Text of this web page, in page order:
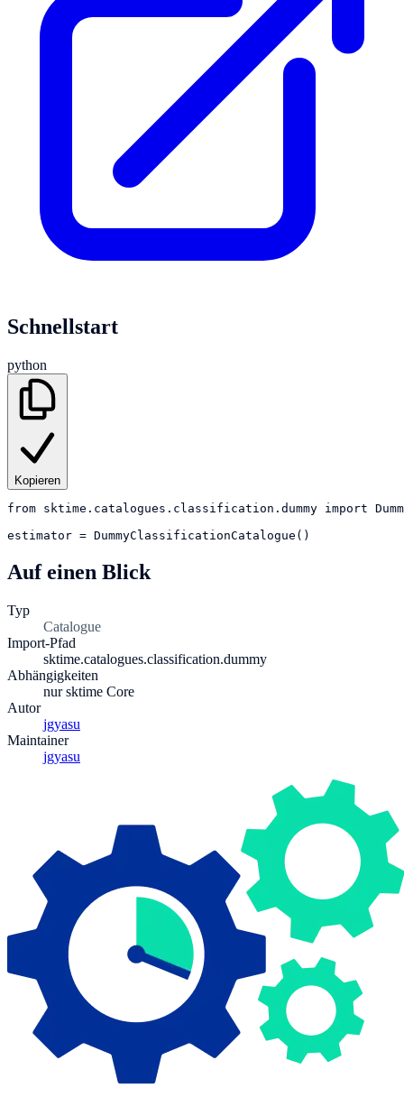
Schnellstart
python
Kopieren
from sktime.catalogues.classification.dummy import
estimator = DummyClassificationCatalogue()
Auf einen Blick
Typ
Catalogue
Import-Pfad
sktime.catalogues.classification.dummy
Abhängigkeiten
nur sktime Core
Autor
jgyasu
Maintainer
jgyasu